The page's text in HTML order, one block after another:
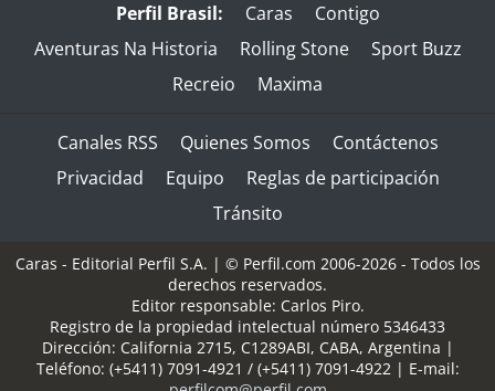
Perfil Brasil: Caras
Contigo
Aventuras Na Historia
Rolling Stone
Sport Buzz
Recreio
Maxima
Canales RSS Quienes Somos
Contáctenos
Privacidad
Equipo
Reglas de participación
Tránsito
Caras - Editorial Perfil S.A. | © Perfil.com 2006-2026 - Todos los
derechos reservados.
Editor responsable: Carlos Piro.
Registro de la propiedad intelectual número 5346433
Dirección: California 2715, C1289ABI, CABA, Argentina |
Teléfono: (+5411) 7091-4921 / (+5411) 7091-4922| E-mail: